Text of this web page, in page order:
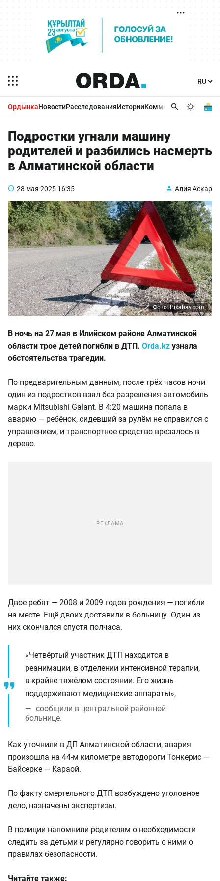
ОрдынкаНовостиРасследованияИсторииКомментарииБизнес
Подростки угнали машину
родителей и разбились насмерть
в Алматинской области
28 мая 2025 16:35 Алия Аскар
Фото: Pixabay.com
В ночь на 27 мая в Илийском районе Алматинской
области трое детей погибли в ДТП. Orda.kz узнала
обстоятельства трагедии.
По предварительным данным, после трёх часов ночи
один из подростков взял без разрешения автомобиль
марки Mitsubishi Galant. В 4:20 машина попала в
аварию — ребёнок, сидевший за рулём не справился с
управлением, и транспортное средство врезалось в
дерево.
Двое ребят — 2008 и 2009 годов рождения — погибли
на месте. Ещё двоих доставили в больницу. Один из
них скончался спустя полчаса.
«Четвёртый участник ДТП находится в
реанимации, в отделении интенсивной терапии,
в крайне тяжёлом состоянии. Его жизнь
поддерживают медицинские аппараты»,
сообщили в центральной районной
больнице.
Как уточнили в ДП Алматинской области, авария
произошла на 44-м километре автодороги Тонкерис —
Байсерке — Караой.
По факту смертельного ДТП возбуждено уголовное
дело, назначены экспертизы.
В полиции напомнили родителям о необходимости
следить за детьми и регулярно говорить с ними о
правилах безопасности.
Читайте также: